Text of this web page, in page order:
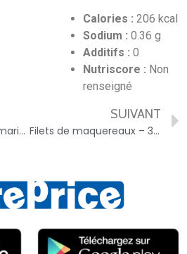
Calories : 206 kcal
Sodium : 0.36 g
Additifs : 0
Nutriscore : Non
renseigné
Filet de maquereau marinée au cidre de Bretagne – 3560071191641
SUIVANT
Filets de maquereaux – 3019081241209